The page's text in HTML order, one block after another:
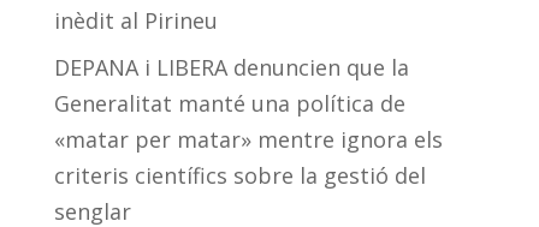
inèdit al Pirineu
DEPANA i LIBERA denuncien que la
Generalitat manté una política de
«matar per matar» mentre ignora els
criteris científics sobre la gestió del
senglar